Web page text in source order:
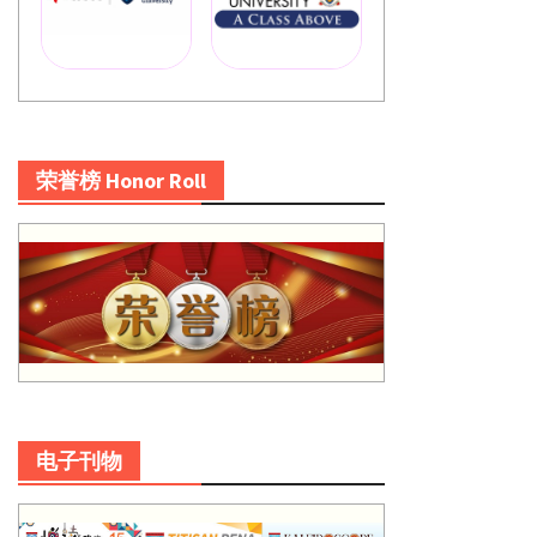
荣誉榜 Honor Roll
电子刊物